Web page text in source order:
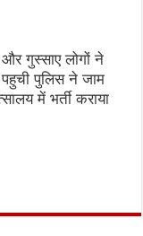
गुस्साए लोगों ने
पुलिस ने जाम
में भर्ती कराया